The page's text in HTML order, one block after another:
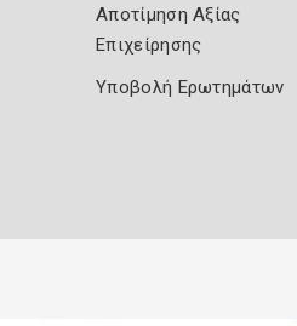
Αποτίμηση Αξίας
Επιχείρησης
Υποβολή Ερωτημάτων